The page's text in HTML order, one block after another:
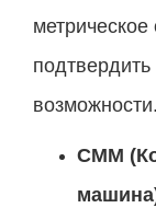
возможности.
CMM